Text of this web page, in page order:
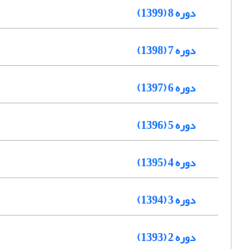
دوره 8 (1399)
دوره 7 (1398)
دوره 6 (1397)
دوره 5 (1396)
دوره 4 (1395)
دوره 3 (1394)
دوره 2 (1393)